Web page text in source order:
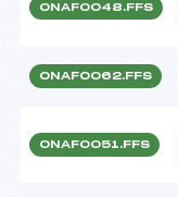
ONAF0048.FFS
ONAF0062.FFS
ONAF0051.FFS